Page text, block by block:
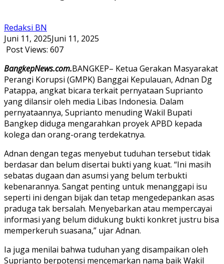
Redaksi BN
Juni 11, 2025Juni 11, 2025
Post Views: 607
BangkepNews.com.BANGKEP– Ketua Gerakan Masyarakat
Perangi Korupsi (GMPK) Banggai Kepulauan, Adnan Dg
Patappa, angkat bicara terkait pernyataan Suprianto
yang dilansir oleh media Libas Indonesia. Dalam
pernyataannya, Suprianto menuding Wakil Bupati
Bangkep diduga mengarahkan proyek APBD kepada
kolega dan orang-orang terdekatnya.
Adnan dengan tegas menyebut tuduhan tersebut tidak
berdasar dan belum disertai bukti yang kuat. “Ini masih
sebatas dugaan dan asumsi yang belum terbukti
kebenarannya. Sangat penting untuk menanggapi isu
seperti ini dengan bijak dan tetap mengedepankan asas
praduga tak bersalah. Menyebarkan atau mempercayai
informasi yang belum didukung bukti konkret justru bisa
memperkeruh suasana,” ujar Adnan.
Ia juga menilai bahwa tuduhan yang disampaikan oleh
Suprianto berpotensi mencemarkan nama baik Wakil